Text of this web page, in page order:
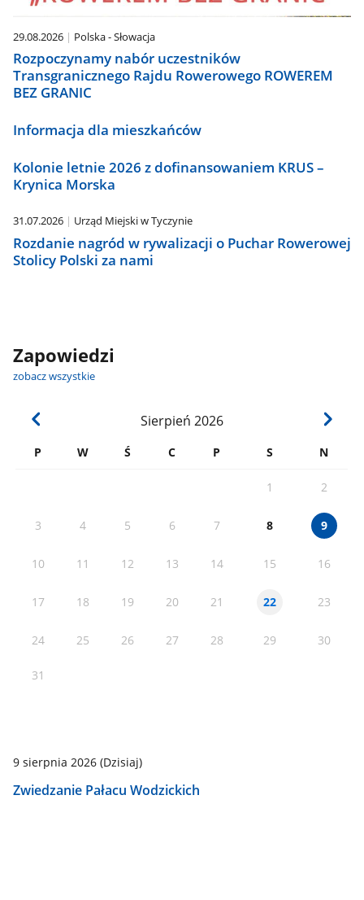
29.08.2026 Polska - Słowacja
Rozpoczynamy nabór uczestników
Transgranicznego Rajdu Rowerowego ROWEREM
BEZ GRANIC
Informacja dla mieszkańców
Kolonie letnie 2026 z dofinansowaniem KRUS –
Krynica Morska
31.07.2026 Urząd Miejski w Tyczynie
Rozdanie nagród w rywalizacji o Puchar Rowerowej
Stolicy Polski za nami
Zapowiedzi
zobacz wszystkie
Sierpień 2026
P W Ś C P S N
1 2
3 4 5 6 7 8 9
10 11 12 13 14 15 16
17 18 19 20 21 22 23
24 25 26 27 28 29 30
31
9 sierpnia 2026(Dzisiaj)
Zwiedzanie Pałacu Wodzickich